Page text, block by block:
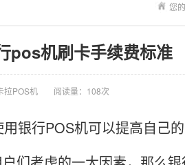
您
pos机刷卡手续费标准
拉POS机 阅读量：108次
银行POS机可以提高自己的